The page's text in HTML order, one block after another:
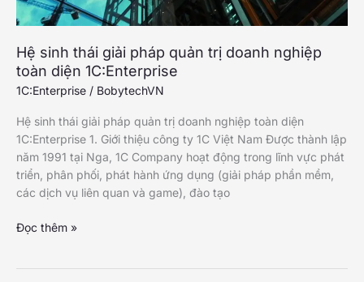
Hệ sinh thái giải pháp quản trị doanh nghiệp
toàn diện 1C:Enterprise
1C:Enterprise / BobytechVN
Hệ sinh thái giải pháp quản trị doanh nghiệp toàn diện
1C:Enterprise 1. Giới thiệu công ty 1C Việt Nam Được thành lập
năm 1991 tại Nga, 1C Company hoạt động trong lĩnh vực phát
triển, phân phối, phát hành ứng dụng (giải pháp phần mềm,
các dịch vụ liên quan và game), đào tạo
Hệ
Đọc thêm »